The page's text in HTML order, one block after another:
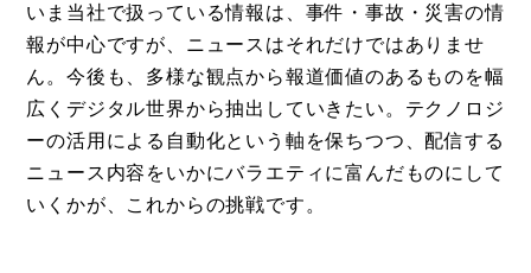
いま当社で扱っている情報は、事件・事故・災害の情
報が中心ですが、ニュースはそれだけではありませ
ん。今後も、多様な観点から報道価値のあるものを幅
広くデジタル世界から抽出していきたい。テクノロジ
ーの活用による自動化という軸を保ちつつ、配信する
ニュース内容をいかにバラエティに富んだものにして
いくかが、これからの挑戦です。